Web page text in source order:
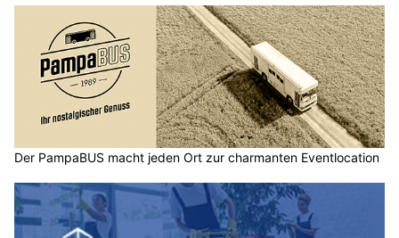
Der PampaBUS macht jeden Ort zur charmanten Eventlocation